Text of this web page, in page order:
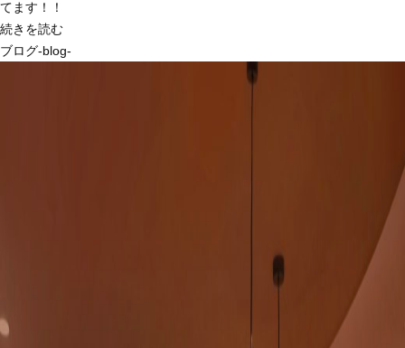
てます！！
続きを読む
ブログ-blog-